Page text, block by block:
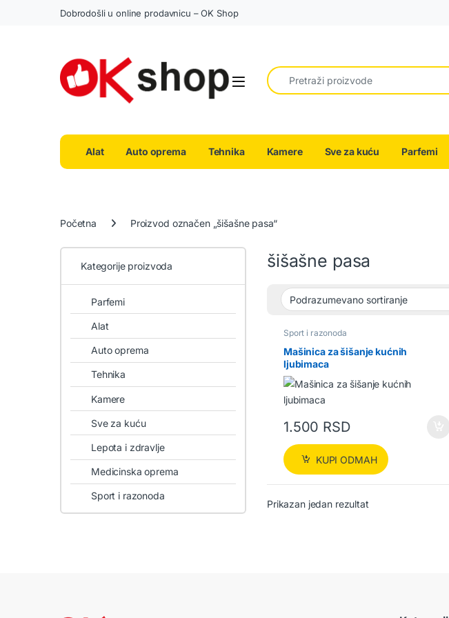
Dobrodošli u online prodavnicu – OK Shop
Search for:
Alat Auto oprema Tehnika Kamere Sve za kuću Parfemi
Početna Proizvod označen „šišašne pasa“
šišašne pasa
Sport i razonoda
Mašinica za šišanje kućnih
ljubimaca
1.500 RSD
KUPI ODMAH
Prikazan jedan rezultat
Kategorije proizvoda
Parfemi
Alat
Auto oprema
Tehnika
Kamere
Sve za kuću
Lepota i zdravlje
Medicinska oprema
Sport i razonoda